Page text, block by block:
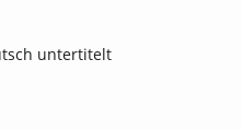
untertitelt